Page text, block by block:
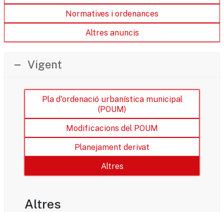
Normatives i ordenances
Altres anuncis
Vigent
Pla d'ordenació urbanística municipal
(POUM)
Modificacions del POUM
Planejament derivat
Altres
Altres